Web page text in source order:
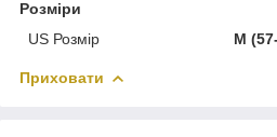
Розміри
US Розмір
M
Приховати